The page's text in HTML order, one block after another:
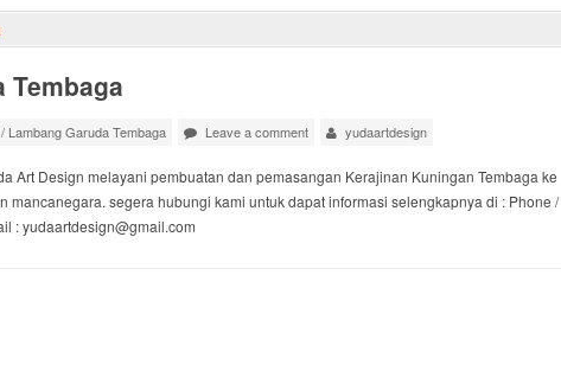
Tembaga
/ Lambang Garuda Tembaga Leave a comment yudaartdesign
Art Design melayani pembuatan dan pemasangan Kerajinan Kuningan Tembaga ke
mancanegara. segera hubungi kami untuk dapat informasi selengkapnya di : Phone /
: yudaartdesign@gmail.com